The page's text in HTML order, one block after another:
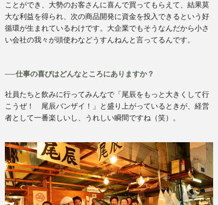
ことができ、大勢のお客さんに喜んで買ってもらえて、結果莫
大な利益を得られ、次の商品開発に資金を投入できるという好
循環が生まれているわけです。大企業でもそうなんだから小さ
い会社の我々が頭使わなどうすんねんと言ってるんです。
──仕事の喜びはどんなところにありますか？
社員たちと飲みに行ってみんなで「尾辰をもっと大きくして行
こうぜ！ 尾辰バンザイ！」と盛り上がっているときが、経営
者として一番楽しいし、うれしい瞬間ですね（笑）。